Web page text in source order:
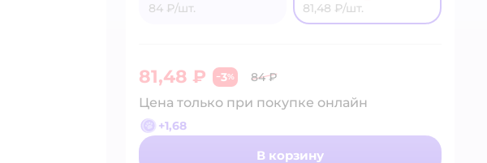
84 ₽/шт.
81,48 ₽/шт.
81,48 ₽ −3% 84 ₽
Цена только при покупке онлайн
+1,68
В корзину